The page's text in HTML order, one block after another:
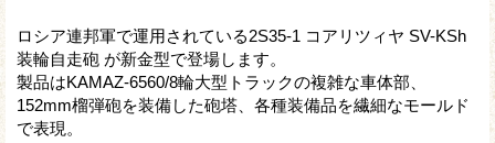
ロシア連邦軍で運用されている2S35-1 コアリツィヤ SV-KSh
装輪自走砲 が新金型で登場します。
製品はKAMAZ-6560/8輪大型トラックの複雑な車体部、
152mm榴弾砲を装備した砲塔、各種装備品を繊細なモールド
で表現。